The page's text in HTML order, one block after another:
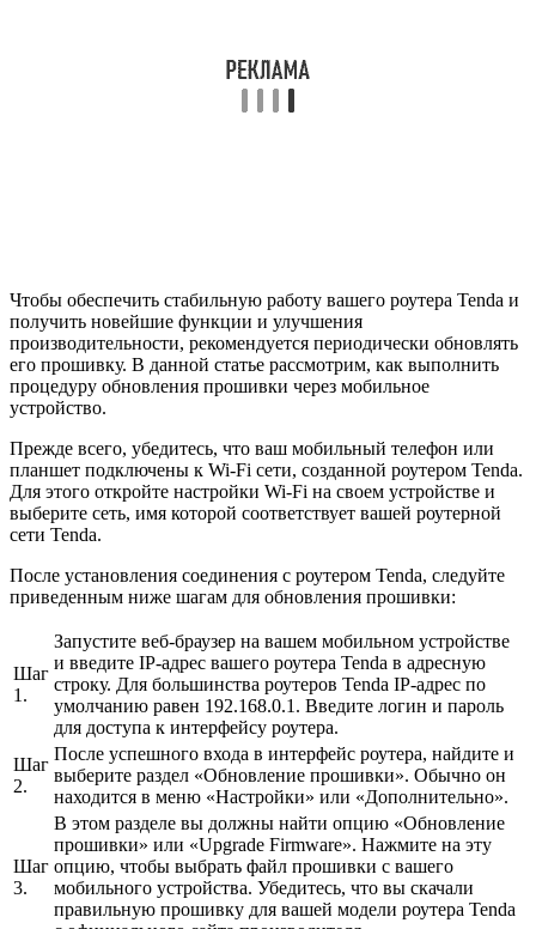
Чтобы обеспечить стабильную работу вашего роутера Tenda и
получить новейшие функции и улучшения
производительности, рекомендуется периодически обновлять
его прошивку. В данной статье рассмотрим, как выполнить
процедуру обновления прошивки через мобильное
устройство.
Прежде всего, убедитесь, что ваш мобильный телефон или
планшет подключены к Wi-Fi сети, созданной роутером Tenda.
Для этого откройте настройки Wi-Fi на своем устройстве и
выберите сеть, имя которой соответствует вашей роутерной
сети Tenda.
После установления соединения с роутером Tenda, следуйте
приведенным ниже шагам для обновления прошивки:
Шаг
1.
Запустите веб-браузер на вашем мобильном устройстве
и введите IP-адрес вашего роутера Tenda в адресную
строку. Для большинства роутеров Tenda IP-адрес по
умолчанию равен 192.168.0.1. Введите логин и пароль
для доступа к интерфейсу роутера.
Шаг
2.
После успешного входа в интерфейс роутера, найдите и
выберите раздел «Обновление прошивки». Обычно он
находится в меню «Настройки» или «Дополнительно».
Шаг
3.
В этом разделе вы должны найти опцию «Обновление
прошивки» или «Upgrade Firmware». Нажмите на эту
опцию, чтобы выбрать файл прошивки с вашего
мобильного устройства. Убедитесь, что вы скачали
правильную прошивку для вашей модели роутера Tenda